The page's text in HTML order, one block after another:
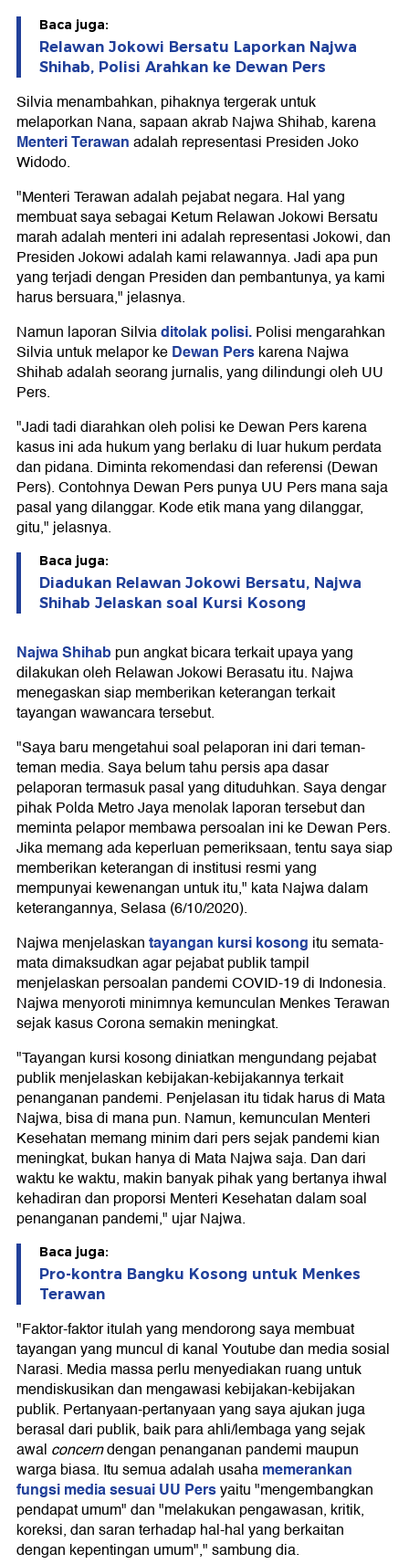
Baca juga:
Relawan Jokowi Bersatu Laporkan Najwa
Shihab, Polisi Arahkan ke Dewan Pers
Silvia menambahkan, pihaknya tergerak untuk
melaporkan Nana, sapaan akrab Najwa Shihab, karena
Menteri Terawanadalah representasi Presiden Joko
Widodo.
"Menteri Terawan adalah pejabat negara. Hal yang
membuat saya sebagai Ketum Relawan Jokowi Bersatu
marah adalah menteri ini adalah representasi Jokowi, dan
Presiden Jokowi adalah kami relawannya. Jadi apa pun
yang terjadi dengan Presiden dan pembantunya, ya kami
harus bersuara," jelasnya.
Namun laporan Silviaditolak polisi.Polisi mengarahkan
Silvia untuk melapor keDewan Perskarena Najwa
Shihab adalah seorang jurnalis, yang dilindungi oleh UU
Pers.
"Jadi tadi diarahkan oleh polisi ke Dewan Pers karena
kasus ini ada hukum yang berlaku di luar hukum perdata
dan pidana. Diminta rekomendasi dan referensi (Dewan
Pers). Contohnya Dewan Pers punya UU Pers mana saja
pasal yang dilanggar. Kode etik mana yang dilanggar,
gitu," jelasnya.
Baca juga:
Diadukan Relawan Jokowi Bersatu, Najwa
Shihab Jelaskan soal Kursi Kosong
Najwa Shihabpun angkat bicara terkait upaya yang
dilakukan oleh Relawan Jokowi Berasatu itu. Najwa
menegaskan siap memberikan keterangan terkait
tayangan wawancara tersebut.
"Saya baru mengetahui soal pelaporan ini dari teman-
teman media. Saya belum tahu persis apa dasar
pelaporan termasuk pasal yang dituduhkan. Saya dengar
pihak Polda Metro Jaya menolak laporan tersebut dan
meminta pelapor membawa persoalan ini ke Dewan Pers.
Jika memang ada keperluan pemeriksaan, tentu saya siap
memberikan keterangan di institusi resmi yang
mempunyai kewenangan untuk itu," kata Najwa dalam
keterangannya, Selasa (6/10/2020).
Najwa menjelaskantayangan kursi kosong itu semata-
mata dimaksudkan agar pejabat publik tampil
menjelaskan persoalan pandemi COVID-19 di Indonesia.
Najwa menyoroti minimnya kemunculan Menkes Terawan
sejak kasus Corona semakin meningkat.
"Tayangan kursi kosong diniatkan mengundang pejabat
publik menjelaskan kebijakan-kebijakannya terkait
penanganan pandemi. Penjelasan itu tidak harus di Mata
Najwa, bisa di mana pun. Namun, kemunculan Menteri
Kesehatan memang minim dari pers sejak pandemi kian
meningkat, bukan hanya di Mata Najwa saja. Dan dari
waktu ke waktu, makin banyak pihak yang bertanya ihwal
kehadiran dan proporsi Menteri Kesehatan dalam soal
penanganan pandemi," ujar Najwa.
Baca juga:
Pro-kontra Bangku Kosong untuk Menkes
Terawan
"Faktor-faktor itulah yang mendorong saya membuat
tayangan yang muncul di kanal Youtube dan media sosial
Narasi. Media massa perlu menyediakan ruang untuk
mendiskusikan dan mengawasi kebijakan-kebijakan
publik. Pertanyaan-pertanyaan yang saya ajukan juga
berasal dari publik, baik para ahli/lembaga yang sejak
awal concerndengan penanganan pandemi maupun
warga biasa. Itu semua adalah usahamemerankan
fungsi media sesuai UU Persyaitu "mengembangkan
pendapat umum" dan "melakukan pengawasan, kritik,
koreksi, dan saran terhadap hal-hal yang berkaitan
dengan kepentingan umum"," sambung dia.